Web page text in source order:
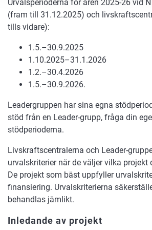
Urvalsperioderna för åren 2025-26 vid
(fram till 31.12.2025) och
tills vidare):
1.5.–30.9.2025
1.10.2025–31.1.2026
1.2.–30.4.2026
1.5.–30.9.2026.
Leadergruppen har sina egna
stöd från en Leader-grupp, fråga din
stödperioderna.
Livskraftscentralerna och Leader-
urvalskriterier när de väljer vilka projekt
De projekt som bäst uppfyller
finansiering. Urvalskriterierna
behandlas jämlikt.
Inledande av projekt